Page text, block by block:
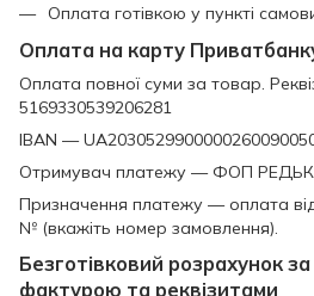
Оплата готівкою у пункті
Оплата на карту
Оплата повної суми за товар.
5169330539206281
IBAN —
Отримувач платежу — ФОП
Призначення платежу — оплата
№ (вкажіть номер замовлення).
Безготівковий розрахунок
фактурою та реквізитами